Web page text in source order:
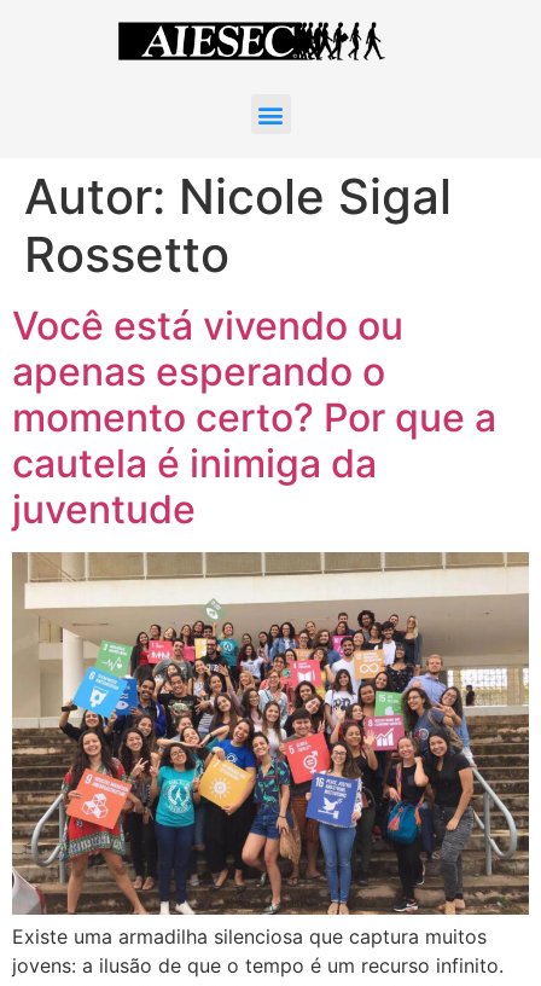
Autor: Nicole Sigal
Rossetto
Você está vivendo ou
apenas esperando o
momento certo? Por que a
cautela é inimiga da
juventude
Existe uma armadilha silenciosa que captura muitos
jovens: a ilusão de que o tempo é um recurso infinito.